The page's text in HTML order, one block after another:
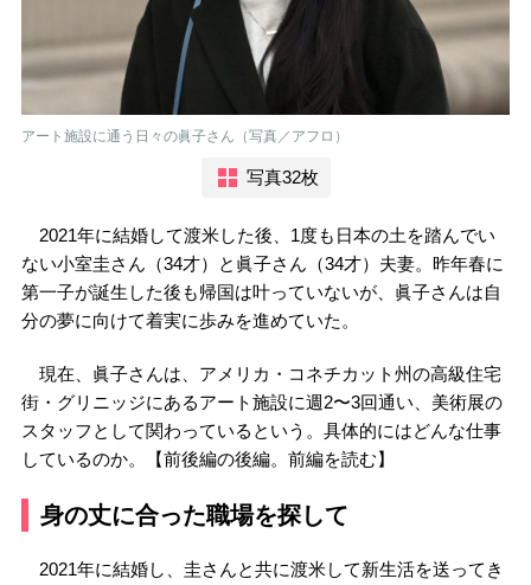
アート施設に通う日々の眞子さん（写真／アフロ）
写真32枚
2021年に結婚して渡米した後、1度も日本の土を踏んでい
ない小室圭さん（34才）と眞子さん（34才）夫妻。昨年春に
第一子が誕生した後も帰国は叶っていないが、眞子さんは自
分の夢に向けて着実に歩みを進めていた。
現在、眞子さんは、アメリカ・コネチカット州の高級住宅
街・グリニッジにあるアート施設に週2〜3回通い、美術展の
スタッフとして関わっているという。具体的にはどんな仕事
しているのか。【前後編の後編。前編を読む】
身の丈に合った職場を探して
2021年に結婚し、圭さんと共に渡米して新生活を送ってき